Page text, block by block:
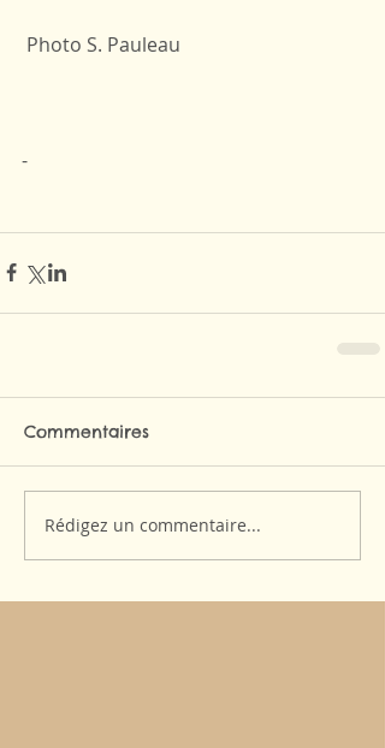
Photo S. Pauleau
-
Commentaires
Rédigez un commentaire...